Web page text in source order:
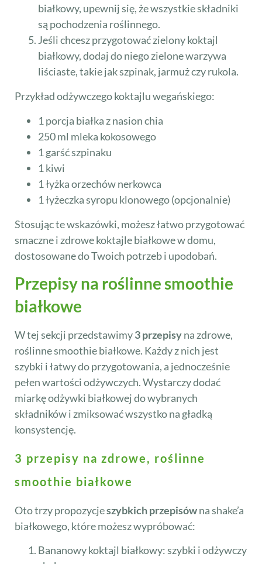
białkowy, upewnij się, że wszystkie składniki
są pochodzenia roślinnego.
Jeśli chcesz przygotować zielony koktajl
białkowy, dodaj do niego zielone warzywa
liściaste, takie jak szpinak, jarmuż czy rukola.
Przykład odżywczego koktajlu wegańskiego:
1 porcja białka z nasion chia
250 ml mleka kokosowego
1 garść szpinaku
1 kiwi
1 łyżka orzechów nerkowca
1 łyżeczka syropu klonowego (opcjonalnie)
Stosując te wskazówki, możesz łatwo przygotować
smaczne i zdrowe koktajle białkowe w domu,
dostosowane do Twoich potrzeb i upodobań.
Przepisy na roślinne smoothie
białkowe
W tej sekcji przedstawimy3 przepisyna zdrowe,
roślinne smoothie białkowe. Każdy z nich jest
szybki i łatwy do przygotowania, a jednocześnie
pełen wartości odżywczych. Wystarczy dodać
miarkę odżywki białkowej do wybranych
składników i zmiksować wszystko na gładką
konsystencję.
3 przepisy na zdrowe, roślinne
smoothie białkowe
Oto trzy propozycjeszybkich przepisówna shake’a
białkowego, które możesz wypróbować:
Bananowy koktajl białkowy: szybki i odżywczy